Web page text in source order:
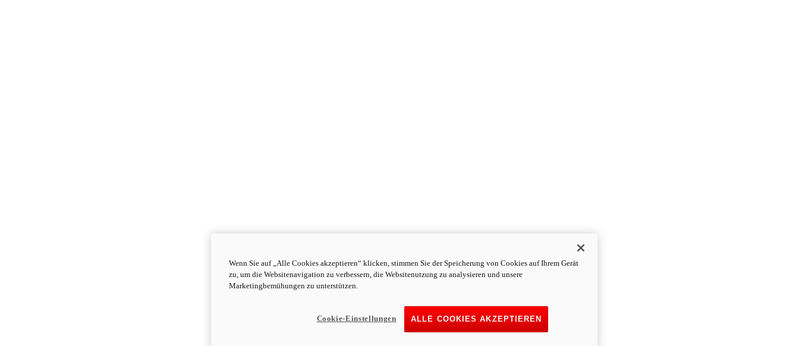
Wenn Sie auf „Alle Cookies akzeptieren“ klicken, stimmen Sie der Speicherung von Cookies auf Ihrem Gerät
zu, um die Websitenavigation zu verbessern, die Websitenutzung zu analysieren und unsere
Marketingbemühungen zu unterstützen.
ALLE COOKIES AKZEPTIEREN
Cookie-Einstellungen